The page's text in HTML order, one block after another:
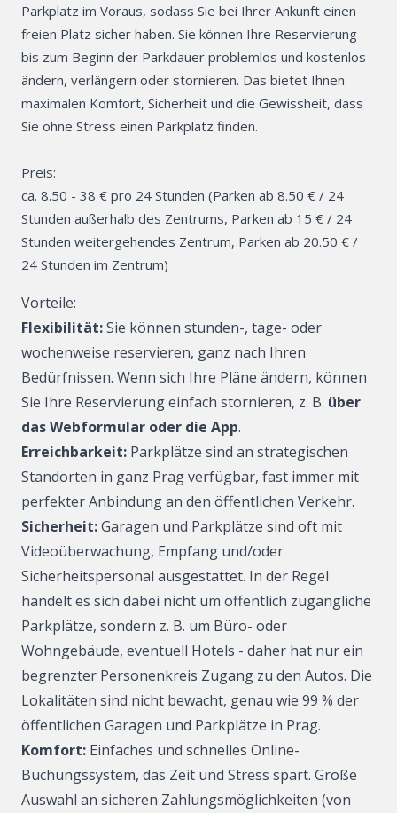
Über
Kontakt
Daten
CS
Parkplatz im Voraus, sodass Sie bei Ihrer Ankunft einen
freien Platz sicher haben. Sie können Ihre Reservierung
bis zum Beginn der Parkdauer problemlos und kostenlos
ändern, verlängern oder stornieren. Das bietet Ihnen
maximalen Komfort, Sicherheit und die Gewissheit, dass
Sie ohne Stress einen Parkplatz finden.
Preis:
ca. 8.50 - 38 € pro 24 Stunden (Parken ab 8.50 € / 24
Stunden außerhalb des Zentrums, Parken ab 15 € / 24
Stunden weitergehendes Zentrum, Parken ab 20.50 € /
24 Stunden im Zentrum)
Vorteile:
Flexibilität:Sie können stunden-, tage- oder
wochenweise reservieren, ganz nach Ihren
Bedürfnissen. Wenn sich Ihre Pläne ändern, können
Sie Ihre Reservierung einfach stornieren, z. B. über
das Webformular oder die App.
Erreichbarkeit: Parkplätze sind an strategischen
Standorten in ganz Prag verfügbar, fast immer mit
perfekter Anbindung an den öffentlichen Verkehr.
Sicherheit:Garagen und Parkplätze sind oft mit
Videoüberwachung, Empfang und/oder
Sicherheitspersonal ausgestattet. In der Regel
handelt es sich dabei nicht um öffentlich zugängliche
Parkplätze, sondern z. B. um Büro- oder
Wohngebäude, eventuell Hotels - daher hat nur ein
begrenzter Personenkreis Zugang zu den Autos. Die
Lokalitäten sind nicht bewacht, genau wie 99 % der
öffentlichen Garagen und Parkplätze in Prag.
Komfort: Einfaches und schnelles Online-
Buchungssystem, das Zeit und Stress spart. Große
Auswahl an sicheren Zahlungsmöglichkeiten (von